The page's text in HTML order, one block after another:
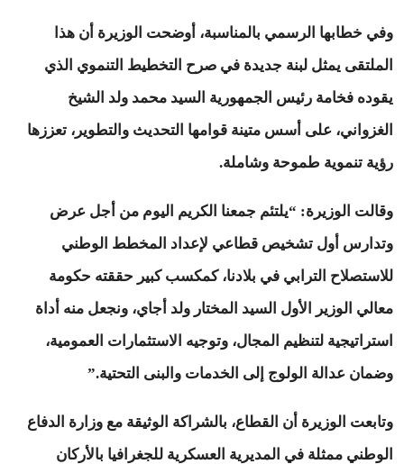
وفي خطابها الرسمي بالمناسبة، أوضحت الوزيرة أن هذا
الملتقى يمثل لبنة جديدة في صرح التخطيط التنموي الذي
يقوده فخامة رئيس الجمهورية السيد محمد ولد الشيخ
الغزواني، على أسس متينة قوامها التحديث والتطوير، تعززها
رؤية تنموية طموحة وشاملة.
وقالت الوزيرة: “يلتئم جمعنا الكريم اليوم من أجل عرض
وتدارس أول تشخيص قطاعي لإعداد المخطط الوطني
للاستصلاح الترابي في بلادنا، كمكسب كبير حققته حكومة
معالي الوزير الأول السيد المختار ولد أجاي، ونجعل منه أداة
استراتيجية لتنظيم المجال، وتوجيه الاستثمارات العمومية،
وضمان عدالة الولوج إلى الخدمات والبنى التحتية.”
وتابعت الوزيرة أن القطاع، بالشراكة الوثيقة مع وزارة الدفاع
الوطني ممثلة في المديرية العسكرية للجغرافيا بالأركان